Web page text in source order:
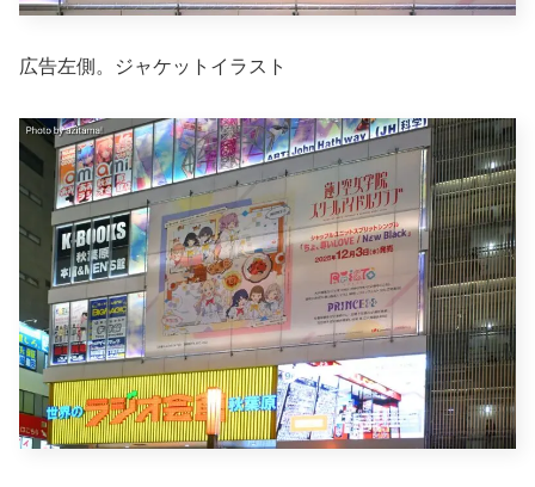
広告左側。ジャケットイラスト